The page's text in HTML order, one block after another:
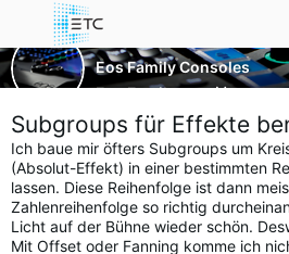
Eos Family Consoles
Eos Family
More
Subgroups für Effekte
Ich baue mir öfters Subgroups um
(Absolut-Effekt) in einer bestimmten
lassen. Diese Reihenfolge ist dann
Zahlenreihenfolge so richtig
Licht auf der Bühne wieder schön.
Mit Offset oder Fanning komme ich